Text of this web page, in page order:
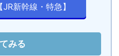
新幹線・特急】
みる